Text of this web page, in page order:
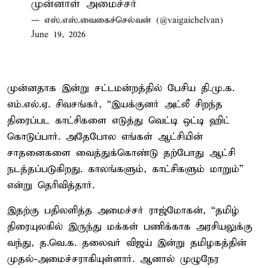
முன்னாள் அமைச்சர்
— எஸ்.எஸ்.வைகைச்செல்வன் (@vaigaichelvan)
June 19, 2026
முன்னதாக இன்று சட்டமன்றத்தில் பேசிய தி.மு.க.
எம்.எல்.ஏ. சிவசங்கர், “இயக்குனர் அட்லீ சிறந்த
திரைப்பட காட்சிகளை எடுத்து வெட்டி ஒட்டி ஹிட்
கொடுப்பார். அதேபோல எங்கள் ஆட்சியின்
சாதனைகளை வைத்துக்கொண்டு தற்போது ஆட்சி
நடத்தப்படுகிறது. காலங்களும், காட்சிகளும் மாறும்”
என்று தெரிவித்தார்.
இதற்கு பதிலளித்த அமைச்சர் ராஜ்மோகன், “தமிழ்
திரையுலகில் இருந்து மக்கள் பணிக்காக அரசியலுக்கு
வந்து, த.வெ.க. தலைவர் விஜய் இன்று தமிழகத்தின்
முதல்-அமைச்சராகியுள்ளார். ஆனால் முழுநேர